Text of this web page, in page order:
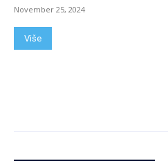
November 25, 2024
Više